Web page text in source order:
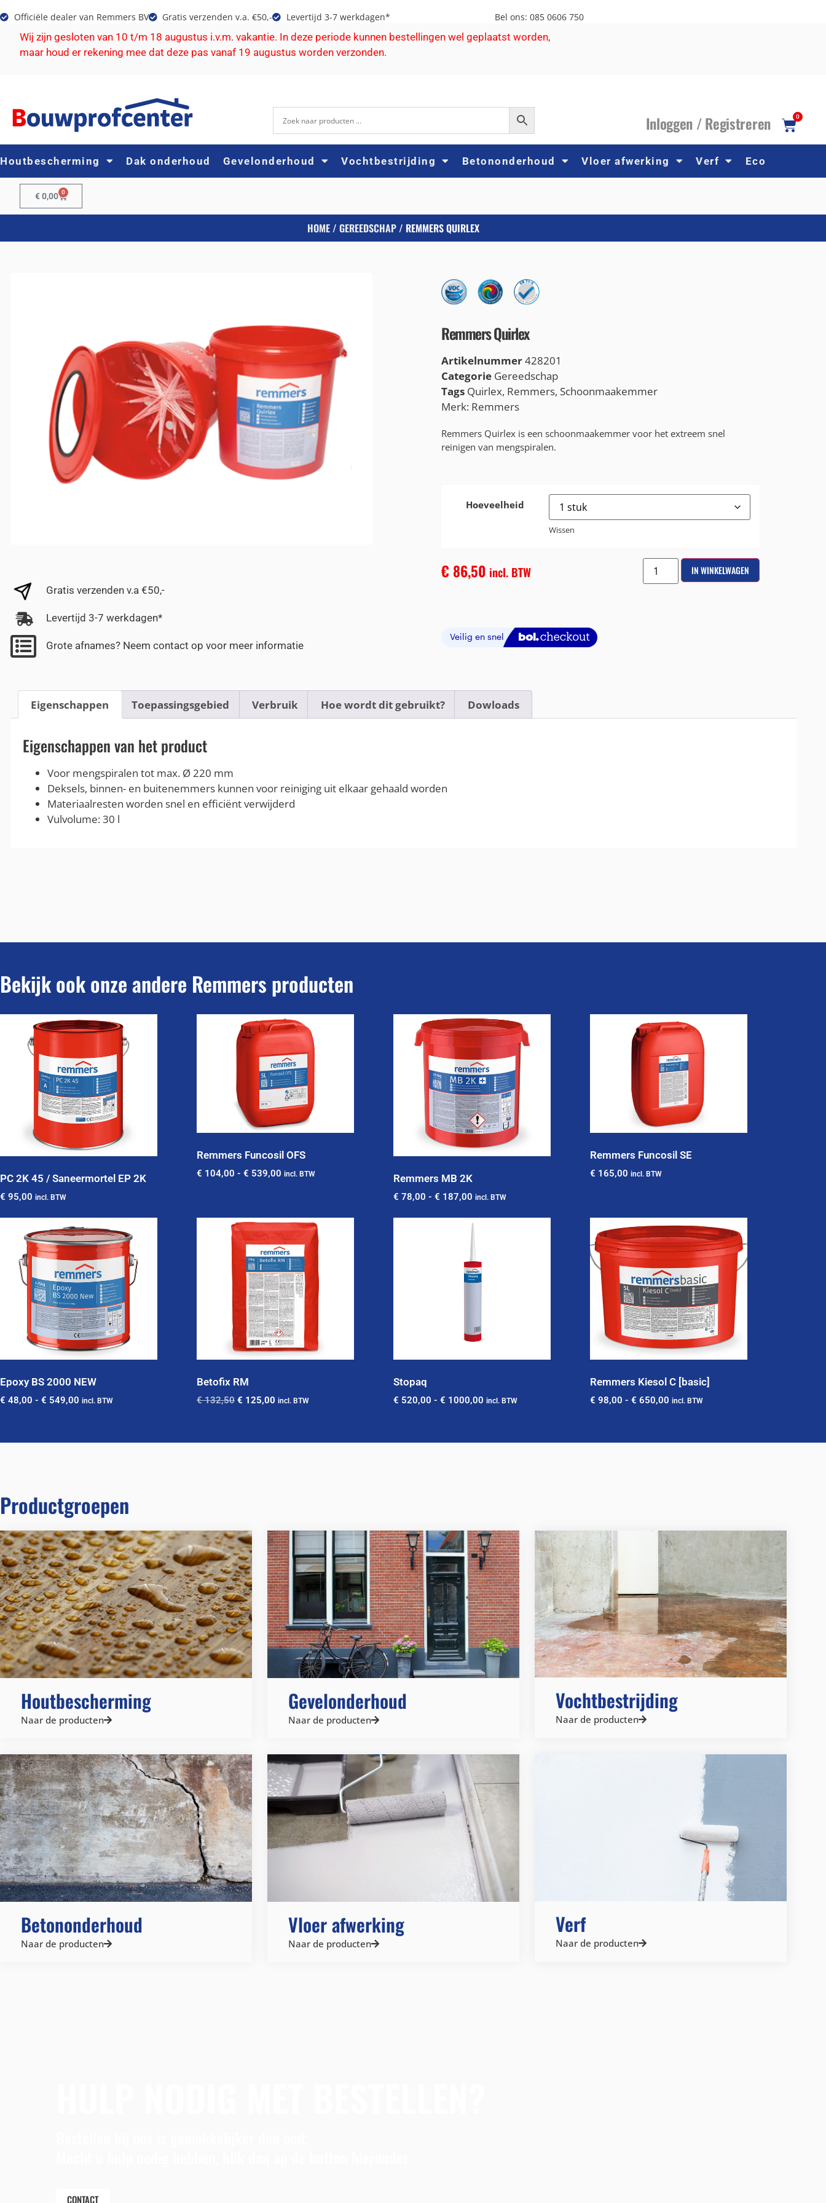
Officiële dealer van Remmers BV Gratis verzenden v.a. €50,- Levertijd 3-7 werkdagen* Bel ons: 085 0606 750
Wij zijn gesloten van 10 t/m 18 augustus i.v.m. vakantie. In deze periode kunnen bestellingen wel geplaatst worden,
maar houd er rekening mee dat deze pas vanaf 19 augustus worden verzonden.
Inloggen /Registreren 0
Houtbescherming Dak onderhoud Gevelonderhoud Vochtbestrijding Betononderhoud Vloer afwerking Verf Eco
€0,00 0
HOME/ GEREEDSCHAP/ REMMERS QUIRLEX
Gratis verzenden v.a €50,-
Levertijd 3-7 werkdagen*
Grote afnames? Neem contact op voor meer informatie
Remmers Quirlex
Artikelnummer428201
Categorie Gereedschap
Tags Quirlex, Remmers, Schoonmaakemmer
Merk: Remmers
Remmers Quirlex is een schoonmaakemmer voor het extreem snel
reinigen van mengspiralen.
Hoeveelheid
Wissen
€ 86,50 incl. BTW IN WINKELWAGEN
Eigenschappen Toepassingsgebied Verbruik Hoe wordt dit gebruikt? Dowloads
Eigenschappen van het product
Voor mengspiralen tot max. Ø 220 mm
Deksels, binnen- en buitenemmers kunnen voor reiniging uit elkaar gehaald worden
Materiaalresten worden snel en efficiënt verwijderd
Vulvolume: 30 l
Bekijk ook onze andere Remmers producten
PC 2K 45 / Saneermortel EP 2K
€ 95,00 incl. BTW
Remmers Funcosil OFS
€ 104,00 - € 539,00 incl. BTW Remmers MB 2K
€ 78,00 - € 187,00 incl. BTW
Remmers Funcosil SE
€ 165,00 incl. BTW
Epoxy BS 2000 NEW
€ 48,00 - € 549,00 incl. BTW
Betofix RM
€132,50 € 125,00 incl. BTW
Stopaq
€ 520,00 - € 1000,00 incl. BTW
Remmers Kiesol C [basic]
€ 98,00 - € 650,00 incl. BTW
Productgroepen
Houtbescherming
Naar de producten
Gevelonderhoud
Naar de producten
Vochtbestrijding
Naar de producten
Betononderhoud
Naar de producten
Vloer afwerking
Naar de producten
Verf
Naar de producten
CONTACT